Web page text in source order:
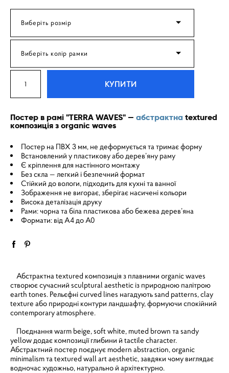
Виберіть розмір
Виберіть колір рамки
КУПИТИ
Постер в рамі "TERRA WAVES" — абстрактна textured
композиція з organic waves
Постер на ПВХ 3 мм, не деформується та тримає форму
Встановлений у пластикову або дерев’яну раму
Є кріплення для настінного монтажу
Без скла — легкий і безпечний формат
Стійкий до вологи, підходить для кухні та ванної
Зображення не вигорає, зберігає насичені кольори
Висока деталізація друку
Рами: чорна та біла пластикова або бежева дерев’яна
Формати: від A4 до A0
Абстрактна textured композиція з плавними organic waves
створює сучасний sculptural aesthetic із природною палітрою
earth tones. Рельєфні curved lines нагадують sand patterns, clay
texture або природні контури ландшафту, формуючи спокійний
contemporary atmosphere.
Поєднання warm beige, soft white, muted brown та sandy
yellow додає композиції глибини й tactile character.
Абстрактний постер поєднує modern abstraction, organic
minimalism та textured wall art aesthetic, завдяки чому виглядає
водночас художньо, натурально й архітектурно.